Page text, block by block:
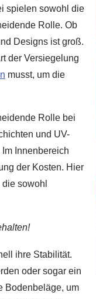
spielen sowohl die
Rolle. Ob
Designs ist groß.
der Versiegelung
musst, um die
Rolle bei
und UV-
Innenbereich
der Kosten. Hier
sowohl
ihre Stabilität.
oder sogar ein
Bodenbeläge, um